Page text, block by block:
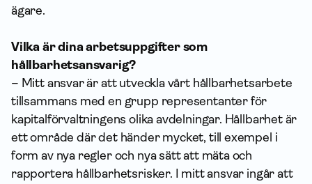
ägare.
Vilka är dina arbetsuppgifter som
hållbarhetsansvarig?
– Mitt ansvar är att utveckla vårt hållbarhetsarbete
tillsammans med en grupp representanter för
kapital­förvaltningens olika avdelningar. Hållbarhet är
ett område där det händer mycket, till exempel i
form av nya regler och nya sätt att mäta och
rapportera hållbarhetsrisker. I mitt ansvar ingår att